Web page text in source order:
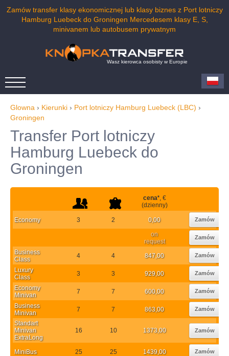
Zamów transfer klasy ekonomicznej lub klasy biznes z Port lotniczy
Hamburg Luebeck do Groningen Mercedesem klasy E, S,
minivanem lub autobusem prywatnym
Wasz kierowca osobisty w Europie
Glowna › Kierunki › Port lotniczy Hamburg Luebeck (LBC) ›
Groningen
Transfer Port lotniczy
Hamburg Luebeck do
Groningen
cena*, €
(dzienny)
Economy 3 2 0,00 Zamów
on
request
Zamów
Business
Class
4 4 847,00 Zamów
Luxury
Class
3 3 929,00 Zamów
Economy
Minivan
7 7 600,00 Zamów
Business
Minivan
7 7 863,00 Zamów
Standart
Minivan
ExtraLong
16 10 1373,00 Zamów
MiniBus 25 25 1439,00 Zamów